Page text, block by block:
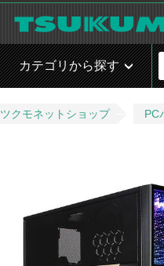
カテゴリから探す
ツクモネットショップ PC